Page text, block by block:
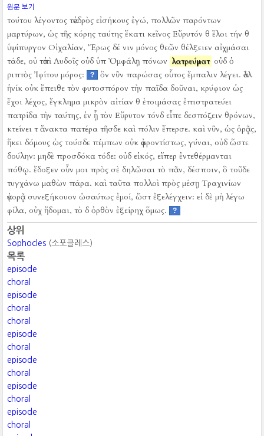
원문 보기
τούτου λέγοντος τἀνδρὸς εἰσήκους ἐγώ, πολλῶν παρόντων
μαρτύρων, ὡς τῆς κόρης ταύτης ἕκατι κεῖνος Εὔρυτόν θ ἕλοι τήν θ
ὑψίπυργον Οἰχαλίαν, Ἔρως δέ νιν μόνος θεῶν θέλξειεν αἰχμάσαι
τάδε, οὐ τἀπὶ Λυδοῖς οὐδ ὑπ Ὀμφάλῃ πόνων λατρεύματ οὐδ ὁ
ῥιπτὸς Ἰφίτου μόρος:
? ὃν νῦν παρώσας οὗτος ἔμπαλιν λέγει. ἀλλ
ἡνίκ οὐκ ἔπειθε τὸν φυτοσπόρον τὴν παῖδα δοῦναι, κρύφιον ὡς
ἔχοι λέχος, ἔγκλημα μικρὸν αἰτίαν θ ἑτοιμάσας ἐπιστρατεύει
πατρίδα τὴν ταύτης, ἐν ᾗ τὸν Εὔρυτον τόνδ εἶπε δεσπόζειν θρόνων,
κτείνει τ ἄνακτα πατέρα τῆσδε καὶ πόλιν ἔπερσε. καὶ νῦν, ὡς ὁρᾷς,
ἥκει δόμους ὡς τούσδε πέμπων οὐκ ἀφροντίστως, γύναι, οὐδ ὥστε
δούλην: μηδὲ προσδόκα τόδε: οὐδ εἰκός, εἴπερ ἐντεθέρμανται
πόθῳ. ἔδοξεν οὖν μοι πρὸς σὲ δηλῶσαι τὸ πᾶν, δέσποιν, ὃ τοῦδε
τυγχάνω μαθὼν πάρα. καὶ ταῦτα πολλοὶ πρὸς μέσῃ Τραχινίων
ἀγορᾷ συνεξήκουον ὡσαύτως ἐμοί, ὥστ ἐξελέγχειν: εἰ δὲ μὴ λέγω
φίλα, οὐχ ἥδομαι, τὸ δ ὀρθὸν ἐξείρηχ ὅμως.
?
상위
Sophocles (소포클레스)
목록
episode
choral
episode
choral
choral
episode
choral
episode
choral
episode
choral
episode
choral